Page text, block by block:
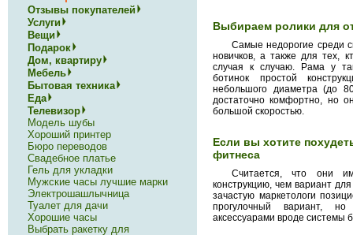
Выбираем ролики для
Самые недорогие среди
новичков, а также для тех,
случая к случаю. Рама у
ботинок простой
небольшого диаметра (до
достаточно комфортно, но
большой скоростью.
Если вы хотите
фитнеса
Считается, что они
конструкцию, чем вариант
зачастую маркетологи
прогулочный вариант,
аксессуарами вроде системы
Отзывы покупателей
Услуги
Вещи
Подарок
Дом, квартиру
Мебель
Бытовая техника
Еда
Телевизор
Модель шубы
Хороший принтер
Бюро переводов
Свадебное платье
Гель для укладки
Мужские часы лучшие марки
Электрошашлычница
Туалет для дачи
Хорошие часы
Выбрать ракетку для